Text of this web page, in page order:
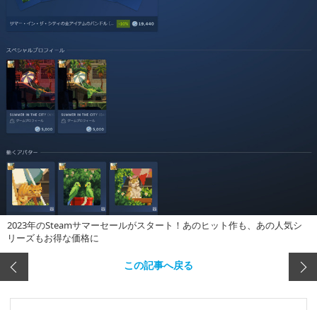
2023年のSteamサマーセールがスタート！あのヒット作も、あの人気シ
リーズもお得な価格に
この記事へ戻る